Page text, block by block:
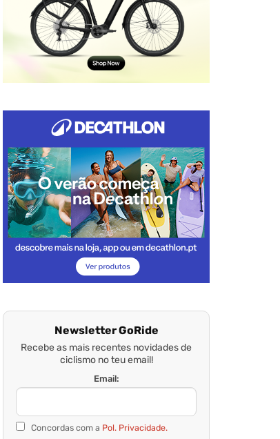
Newsletter GoRide
Recebe as mais recentes novidades de
ciclismo no teu email!
Email:
Concordas com a Pol. Privacidade.